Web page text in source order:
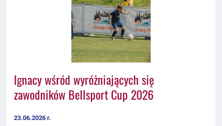
Ignacy wśród wyróżniających się
zawodników Bellsport Cup 2026
23.06.2026 r.